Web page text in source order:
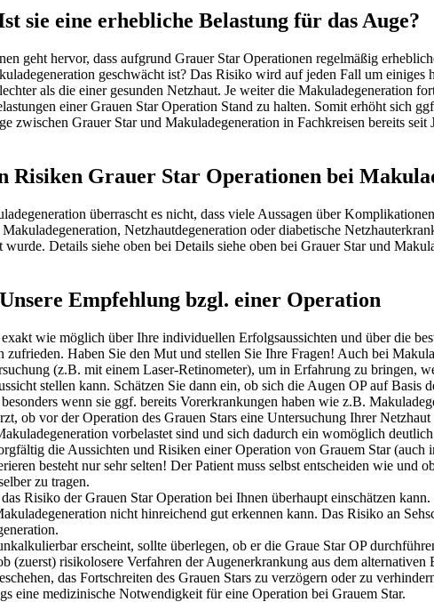
sie eine erhebliche Belastung für das Auge?
geht hervor, dass aufgrund Grauer Star Operationen regelmäßig
geschwächt ist? Das Risiko wird auf jeden Fall um
als die einer gesunden Netzhaut. Je weiter die Makuladegeneration
einer Grauen Star Operation Stand zu halten. Somit erhöht sich
zwischen Grauer Star und Makuladegeneration in Fachkreisen bereits seit
Risiken Grauer Star Operationen bei
überrascht es nicht, dass viele Aussagen über
Netzhautdegeneration oder diabetische
Details siehe oben bei Details siehe oben bei Grauer Star und
Empfehlung bzgl. einer Operation
wie möglich über Ihre individuellen Erfolgsaussichten und über die
zufrieden. Haben Sie den Mut und stellen Sie Ihre Fragen! Auch bei
(z.B. mit einem Laser-Retinometer), um in Erfahrung zu bringen,
stellen kann. Schätzen Sie dann ein, ob sich die Augen OP auf
wenn sie ggf. bereits Vorerkrankungen haben wie z.B.
ob vor der Operation des Grauen Stars eine Untersuchung Ihrer
vorbelastet sind und sich dadurch ein womöglich
die Aussichten und Risiken einer Operation von Grauem Star
besteht nur sehr selten! Der Patient muss selbst entscheiden wie
zu tragen.
Risiko der Grauen Star Operation bei Ihnen überhaupt einschätzen
nicht hinreichend gut erkennen kann. Das Risiko an
erscheint, sollte überlegen, ob er die Graue Star OP
(zuerst) risikolosere Verfahren der Augenerkrankung aus dem
das Fortschreiten des Grauen Stars zu verzögern oder zu
eine medizinische Notwendigkeit für eine Operation bei Grauem Star.